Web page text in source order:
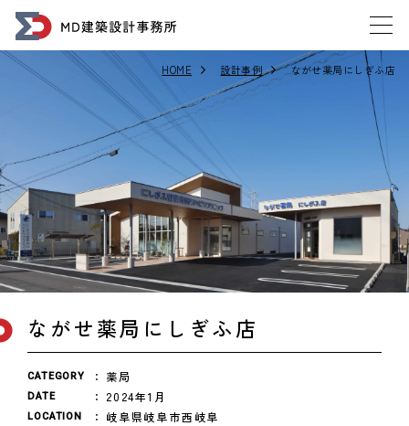
HOME 設計事例 ながせ薬局にしぎふ店
ながせ薬局にしぎふ店
CATEGORY 薬局
DATE 2024年1月
LOCATION 岐阜県岐阜市西岐阜